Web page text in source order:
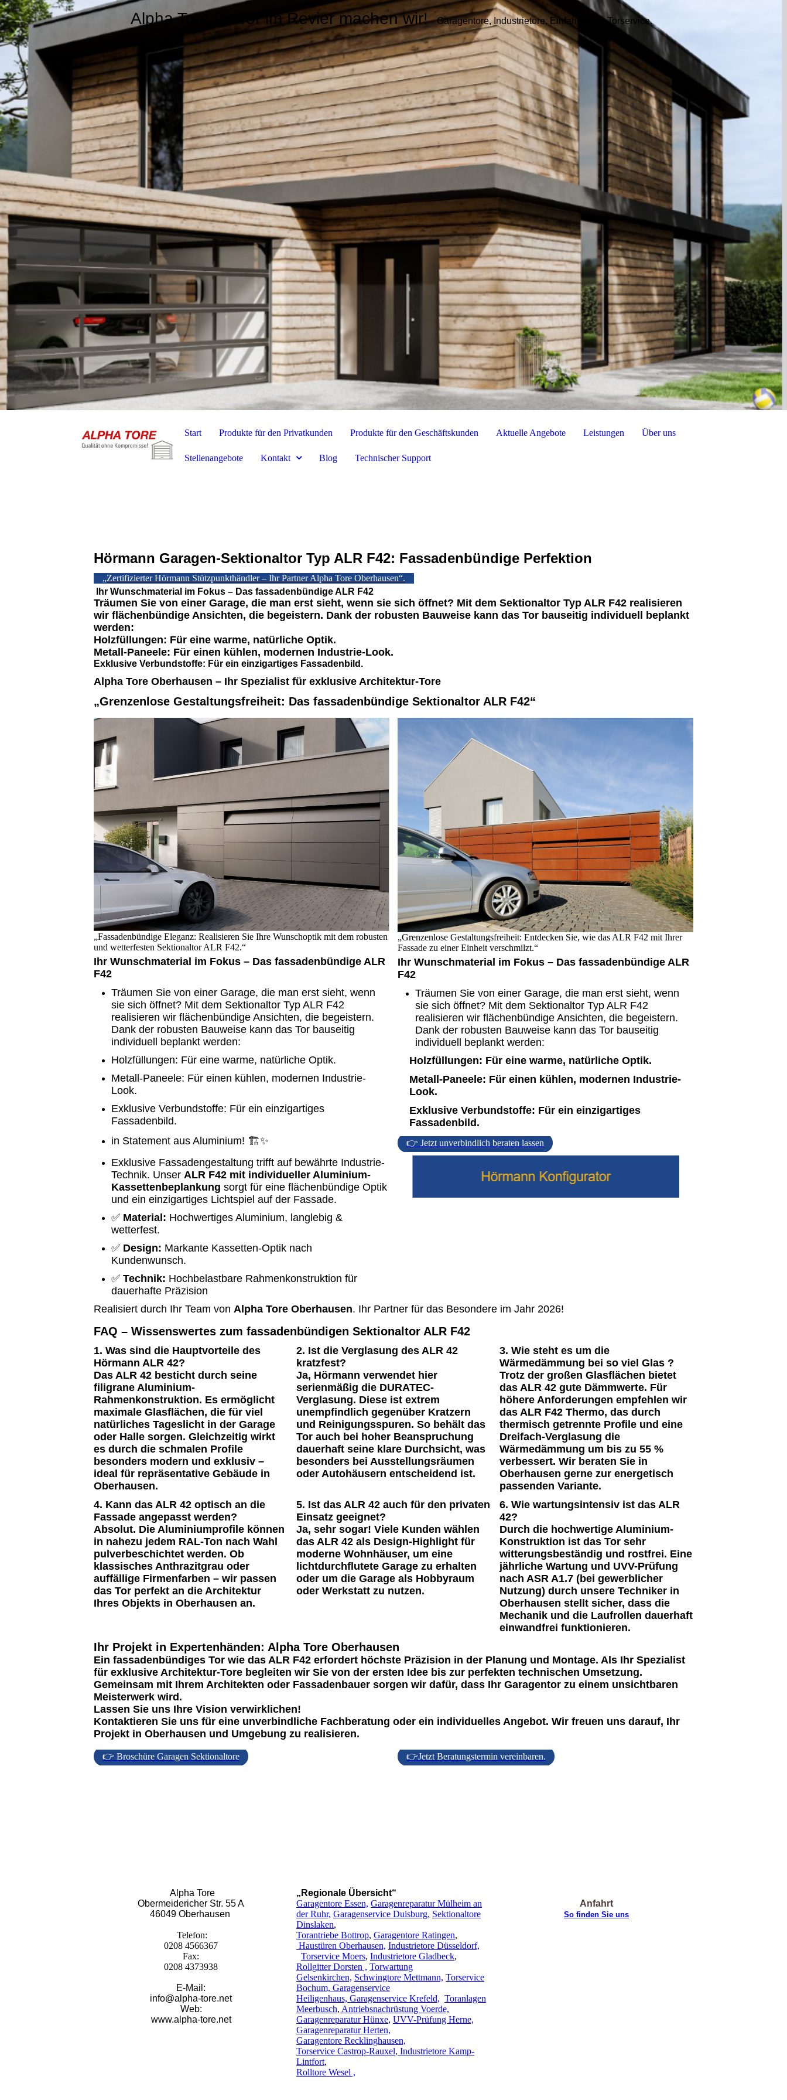
Alpha Tore Ihr Tor im Revier machen wir! Garagentore, Industrietore, Einfahrtstore, Torservice.
Start Produkte für den Privatkunden Produkte für den Geschäftskunden Aktuelle Angebote Leistungen Über uns
Stellenangebote Kontakt Blog Technischer Support
Hörmann Garagen-Sektionaltor Typ ALR F42: Fassadenbündige Perfektion
„Zertifizierter Hörmann Stützpunkthändler – Ihr Partner Alpha Tore Oberhausen“.
Ihr Wunschmaterial im Fokus – Das fassadenbündige ALR F42
Träumen Sie von einer Garage, die man erst sieht, wenn sie sich öffnet? Mit dem Sektionaltor Typ ALR F42 realisieren
wir flächenbündige Ansichten, die begeistern. Dank der robusten Bauweise kann das Tor bauseitig individuell beplankt
werden:
Holzfüllungen: Für eine warme, natürliche Optik.
Metall-Paneele: Für einen kühlen, modernen Industrie-Look.
Exklusive Verbundstoffe: Für ein einzigartiges Fassadenbild.
Alpha Tore Oberhausen – Ihr Spezialist für exklusive Architektur-Tore
„Grenzenlose Gestaltungsfreiheit: Das fassadenbündige Sektionaltor ALR F42“
„Fassadenbündige Eleganz: Realisieren Sie Ihre Wunschoptik mit dem robusten
und wetterfesten Sektionaltor ALR F42.“
Ihr Wunschmaterial im Fokus – Das fassadenbündige ALR
F42
Träumen Sie von einer Garage, die man erst sieht, wenn
sie sich öffnet? Mit dem Sektionaltor Typ ALR F42
realisieren wir flächenbündige Ansichten, die begeistern.
Dank der robusten Bauweise kann das Tor bauseitig
individuell beplankt werden:
Holzfüllungen: Für eine warme, natürliche Optik.
Metall-Paneele: Für einen kühlen, modernen Industrie-
Look.
Exklusive Verbundstoffe: Für ein einzigartiges
Fassadenbild.
in Statement aus Aluminium! 🏗️✨
Exklusive Fassadengestaltung trifft auf bewährte Industrie-
Technik. Unser ALR F42 mit individueller Aluminium-
Kassettenbeplankung sorgt für eine flächenbündige Optik
und ein einzigartiges Lichtspiel auf der Fassade.
✅ Material: Hochwertiges Aluminium, langlebig &
wetterfest.
✅ Design: Markante Kassetten-Optik nach
Kundenwunsch.
✅ Technik: Hochbelastbare Rahmenkonstruktion für
dauerhafte Präzision
„Grenzenlose Gestaltungsfreiheit: Entdecken Sie, wie das ALR F42 mit Ihrer
Fassade zu einer Einheit verschmilzt.“
Ihr Wunschmaterial im Fokus – Das fassadenbündige ALR
F42
Träumen Sie von einer Garage, die man erst sieht, wenn
sie sich öffnet? Mit dem Sektionaltor Typ ALR F42
realisieren wir flächenbündige Ansichten, die begeistern.
Dank der robusten Bauweise kann das Tor bauseitig
individuell beplankt werden:
Holzfüllungen: Für eine warme, natürliche Optik.
Metall-Paneele: Für einen kühlen, modernen Industrie-
Look.
Exklusive Verbundstoffe: Für ein einzigartiges
Fassadenbild.
👉 Jetzt unverbindlich beraten lassen
Realisiert durch Ihr Team von Alpha Tore Oberhausen. Ihr Partner für das Besondere im Jahr 2026!
FAQ – Wissenswertes zum fassadenbündigen Sektionaltor ALR F42
1. Was sind die Hauptvorteile des
Hörmann ALR 42?
Das ALR 42 besticht durch seine
filigrane Aluminium-
Rahmenkonstruktion. Es ermöglicht
maximale Glasflächen, die für viel
natürliches Tageslicht in der Garage
oder Halle sorgen. Gleichzeitig wirkt
es durch die schmalen Profile
besonders modern und exklusiv –
ideal für repräsentative Gebäude in
Oberhausen.
2. Ist die Verglasung des ALR 42
kratzfest?
Ja, Hörmann verwendet hier
serienmäßig die DURATEC-
Verglasung. Diese ist extrem
unempfindlich gegenüber Kratzern
und Reinigungsspuren. So behält das
Tor auch bei hoher Beanspruchung
dauerhaft seine klare Durchsicht, was
besonders bei Ausstellungsräumen
oder Autohäusern entscheidend ist.
3. Wie steht es um die
Wärmedämmung bei so viel Glas ?
Trotz der großen Glasflächen bietet
das ALR 42 gute Dämmwerte. Für
höhere Anforderungen empfehlen wir
das ALR F42 Thermo, das durch
thermisch getrennte Profile und eine
Dreifach-Verglasung die
Wärmedämmung um bis zu 55 %
verbessert. Wir beraten Sie in
Oberhausen gerne zur energetisch
passenden Variante.
4. Kann das ALR 42 optisch an die
Fassade angepasst werden?
Absolut. Die Aluminiumprofile können
in nahezu jedem RAL-Ton nach Wahl
pulverbeschichtet werden. Ob
klassisches Anthrazitgrau oder
auffällige Firmenfarben – wir passen
das Tor perfekt an die Architektur
Ihres Objekts in Oberhausen an.
5. Ist das ALR 42 auch für den privaten
Einsatz geeignet?
Ja, sehr sogar! Viele Kunden wählen
das ALR 42 als Design-Highlight für
moderne Wohnhäuser, um eine
lichtdurchflutete Garage zu erhalten
oder um die Garage als Hobbyraum
oder Werkstatt zu nutzen.
6. Wie wartungsintensiv ist das ALR
42?
Durch die hochwertige Aluminium-
Konstruktion ist das Tor sehr
witterungsbeständig und rostfrei. Eine
jährliche Wartung und UVV-Prüfung
nach ASR A1.7 (bei gewerblicher
Nutzung) durch unsere Techniker in
Oberhausen stellt sicher, dass die
Mechanik und die Laufrollen dauerhaft
einwandfrei funktionieren.
Ihr Projekt in Expertenhänden: Alpha Tore Oberhausen
Ein fassadenbündiges Tor wie das ALR F42 erfordert höchste Präzision in der Planung und Montage. Als Ihr Spezialist
für exklusive Architektur-Tore begleiten wir Sie von der ersten Idee bis zur perfekten technischen Umsetzung.
Gemeinsam mit Ihrem Architekten oder Fassadenbauer sorgen wir dafür, dass Ihr Garagentor zu einem unsichtbaren
Meisterwerk wird.
Lassen Sie uns Ihre Vision verwirklichen!
Kontaktieren Sie uns für eine unverbindliche Fachberatung oder ein individuelles Angebot. Wir freuen uns darauf, Ihr
Projekt in Oberhausen und Umgebung zu realisieren.
👉 Broschüre Garagen Sektionaltore 👉Jetzt Beratungstermin vereinbaren.
Alpha Tore
Obermeidericher Str. 55 A
46049 Oberhausen
Telefon:
0208 4566367
Fax:
0208 4373938
E-Mail:
info@alpha-tore.net
Web:
www.alpha-tore.net
„Regionale Übersicht“
Garagentore Essen, Garagenreparatur Mülheim an
der Ruhr, Garagenservice Duisburg, Sektionaltore
Dinslaken,
Torantriebe Bottrop, Garagentore Ratingen,
Haustüren Oberhausen, Industrietore Düsseldorf,
Torservice Moers, Industrietore Gladbeck,
Rollgitter Dorsten , Torwartung
Gelsenkirchen, Schwingtore Mettmann, Torservice
Bochum, Garagenservice
Heiligenhaus, Garagenservice Krefeld, Toranlagen
Meerbusch, Antriebsnachrüstung Voerde,
Garagenreparatur Hünxe, UVV-Prüfung Herne,
Garagenreparatur Herten,
Garagentore Recklinghausen,
Torservice Castrop-Rauxel, Industrietore Kamp-
Lintfort,
Rolltore Wesel ,
Anfahrt
So finden Sie uns